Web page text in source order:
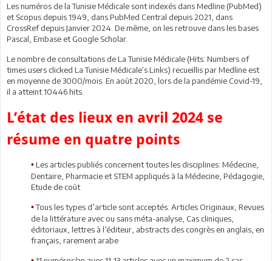
Les numéros de la Tunisie Médicale sont indexés dans Medline (PubMed)
et Scopus depuis 1949, dans PubMed Central depuis 2021, dans
CrossRef depuis Janvier 2024. De même, on les retrouve dans les bases
Pascal, Embase et Google Scholar.
Le nombre de consultations de La Tunisie Médicale (Hits: Numbers of
times users clicked La Tunisie Médicale’s Links) recueillis par Medline est
en moyenne de 3000/mois. En août 2020, lors de la pandémie Covid-19,
il a atteint 10446 hits.
L’état des lieux en avril 2024 se
résume en quatre points
• Les articles publiés concernent toutes les disciplines: Médecine,
Dentaire, Pharmacie et STEM appliqués à la Médecine, Pédagogie,
Etude de coût
•Tous les types d’article sont acceptés: Articles Originaux, Revues
de la littérature avec ou sans méta-analyse, Cas cliniques,
éditoriaux, lettres à l’éditeur, abstracts des congrès en anglais, en
français, rarement arabe